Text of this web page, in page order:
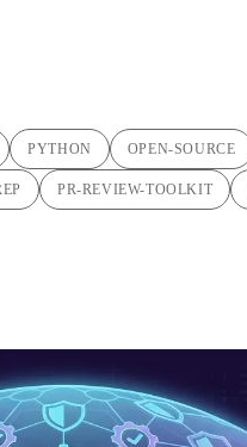
PYTHON OPEN-SOURCE
PR-REVIEW-TOOLKIT